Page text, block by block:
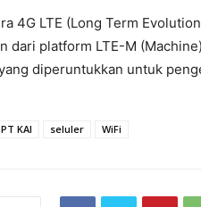
4G LTE (Long Term
dari platform LTE-M
diperuntukkan untuk
PT KAI seluler WiFi